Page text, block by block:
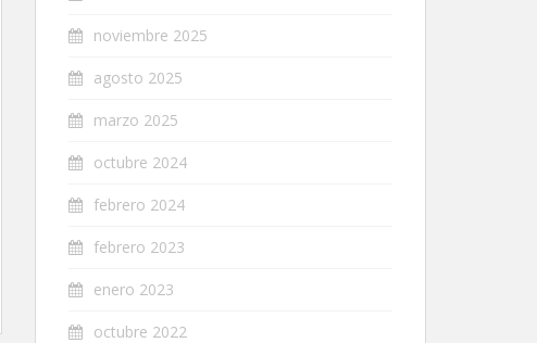
noviembre 2025
agosto 2025
marzo 2025
octubre 2024
febrero 2024
febrero 2023
enero 2023
octubre 2022